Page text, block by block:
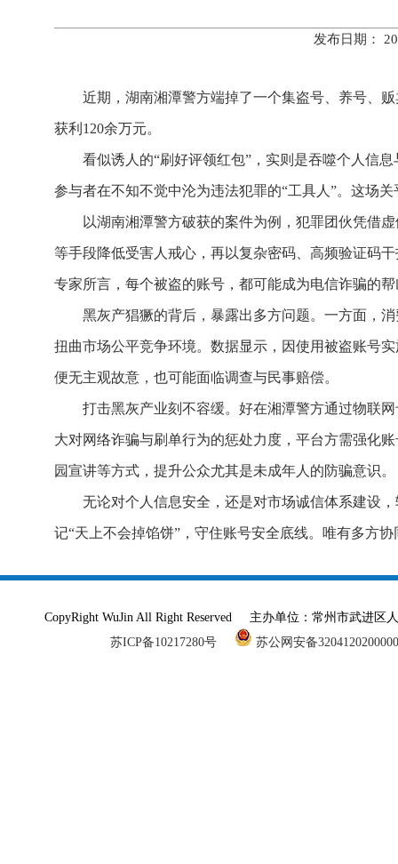
发布日期：
近期，湖南湘潭警方端掉了一个集盗号、养号、
获利120余万元。
看似诱人的“刷好评领红包”，实则是吞噬个人信
参与者在不知不觉中沦为违法犯罪的“工具人”。这场
以湖南湘潭警方破获的案件为例，犯罪团伙凭借
等手段降低受害人戒心，再以复杂密码、高频验证码
专家所言，每个被盗的账号，都可能成为电信诈骗的
黑灰产猖獗的背后，暴露出多方问题。一方面，
扭曲市场公平竞争环境。数据显示，因使用被盗账号
便无主观故意，也可能面临调查与民事赔偿。
打击黑灰产业刻不容缓。好在湘潭警方通过物联
大对网络诈骗与刷单行为的惩处力度，平台方需强化
园宣讲等方式，提升公众尤其是未成年人的防骗意识。
无论对个人信息安全，还是对市场诚信体系建设
记“天上不会掉馅饼”，守住账号安全底线。唯有多方
CopyRight WuJin All Right Reserved 主办单位：常州市武进
苏ICP备10217280号
苏公网安备